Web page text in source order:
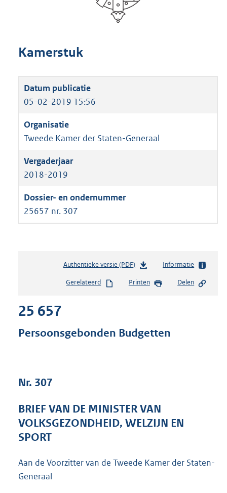
Kamerstuk
05-02-2019 15:56
Tweede Kamer der Staten-Generaal
2018-2019
25657 nr. 307
Authentieke versie (PDF)b
s
d
s
e
:
b
Informatie
Gerelateerd Printen Delen
25 657
Persoonsgebonden Budgetten
Nr. 307
BRIEF VAN DE MINISTER VAN
VOLKSGEZONDHEID, WELZIJN EN
SPORT
Aan de Voorzitter van de Tweede Kamer der Staten-
Generaal